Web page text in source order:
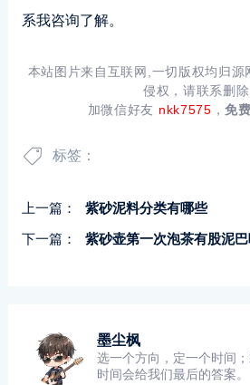
系我咨询了解。
本站图片来自互联网,一切版权均归源
侵权，请联系删除
加微信好友 nkk7575 ，免
标签：
上一篇：
紫砂泥料分类有哪些
下一篇：
紫砂壶第一次泡茶有股泥
墨尘枫
选一个方向，定一个时间
时间会给我们最后的答案。